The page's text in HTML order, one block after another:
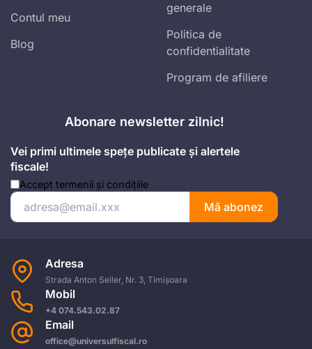
Contul meu
Blog
generale
Politica de
confidentialitate
Program de afiliere
Abonare newsletter zilnic!
Vei primi ultimele spețe publicate și alertele
fiscale!
Accept termenii și condițiile
Mă abonez
Adresa
Strada Anton Seiler, Nr. 3, Timișoara
Mobil
+4 074.543.02.87
Email
office@universulfiscal.ro